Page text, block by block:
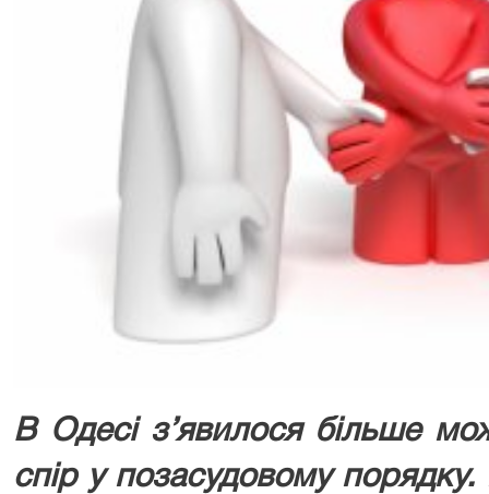
В Одесі з’явилося більше
спір у позасудовому